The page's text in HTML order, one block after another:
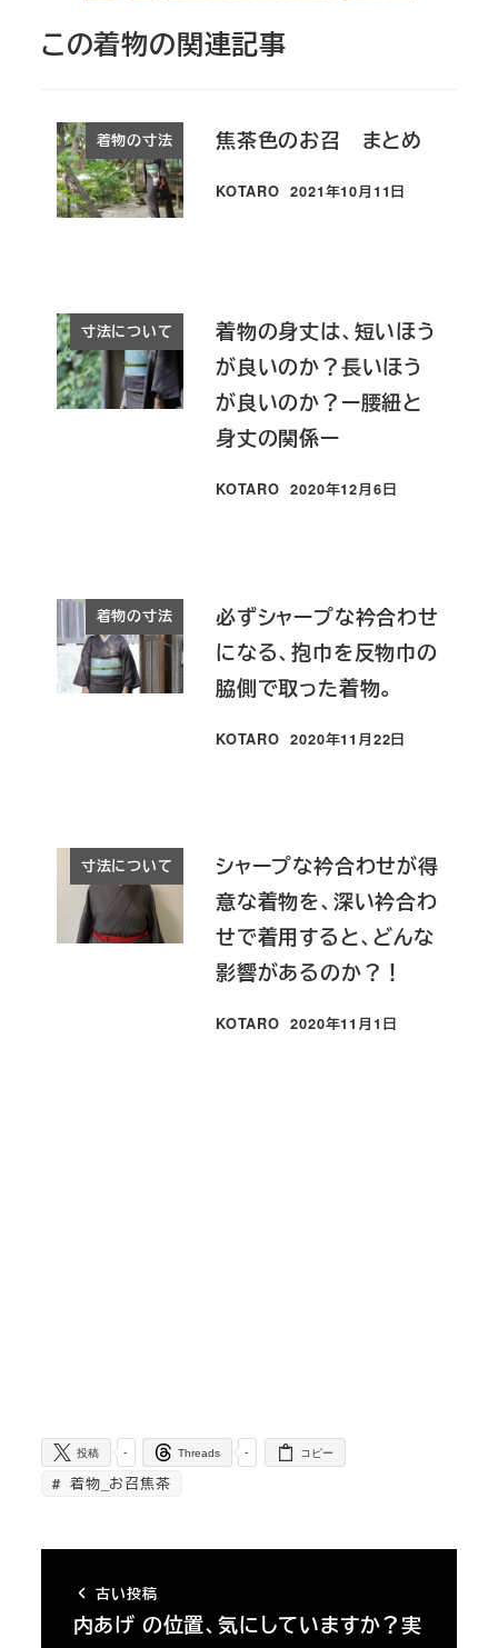
この着物の関連記事
着物の寸法 焦茶色のお召 まとめ
KOTARO
投稿日
2021年10月11日
寸法について
着物の身丈は、短いほう
が良いのか？長いほう
が良いのか？ー腰紐と
身丈の関係ー
KOTARO
投稿日
2020年12月6日
着物の寸法
必ずシャープな衿合わせ
になる、抱巾を反物巾の
脇側で取った着物。
KOTARO
投稿日
2020年11月22日
寸法について
シャープな衿合わせが得
意な着物を、深い衿合わ
せで着用すると、どんな
影響があるのか？！
KOTARO
投稿日
2020年11月1日
-
投稿 -
Threads コピー
着物_お召焦茶
古い投稿
内あげ の位置、気にしていますか？実